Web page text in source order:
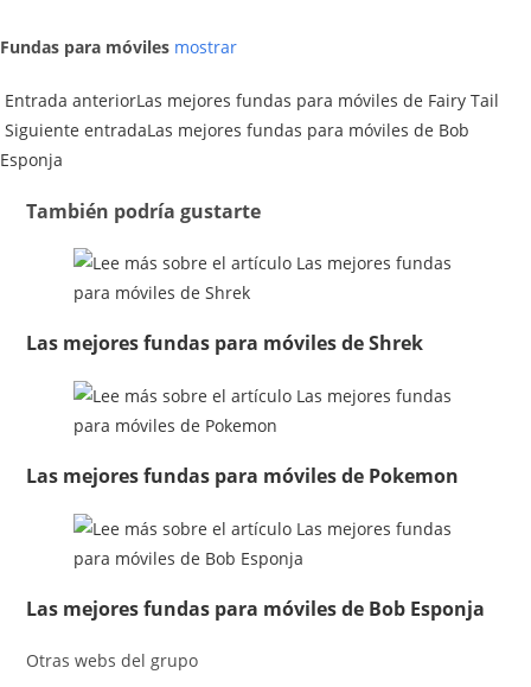
Fundas para móviles mostrar
Entrada anteriorLas mejores fundas para móviles de Fairy Tail
Siguiente entradaLas mejores fundas para móviles de Bob
Esponja
También podría gustarte
Las mejores fundas para móviles de Shrek
Las mejores fundas para móviles de Pokemon
Las mejores fundas para móviles de Bob Esponja
Otras webs del grupo